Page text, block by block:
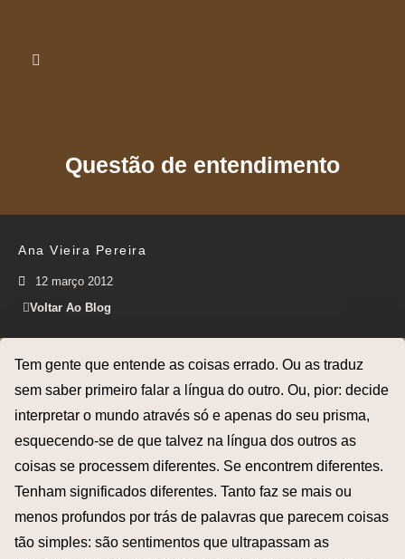
Questão de entendimento
Ana Vieira Pereira
12 março 2012
Voltar Ao Blog
Tem gente que entende as coisas errado. Ou as traduz
sem saber primeiro falar a língua do outro. Ou, pior: decide
interpretar o mundo através só e apenas do seu prisma,
esquecendo-se de que talvez na língua dos outros as
coisas se processem diferentes. Se encontrem diferentes.
Tenham significados diferentes. Tanto faz se mais ou
menos profundos por trás de palavras que parecem coisas
tão simples: são sentimentos que ultrapassam as